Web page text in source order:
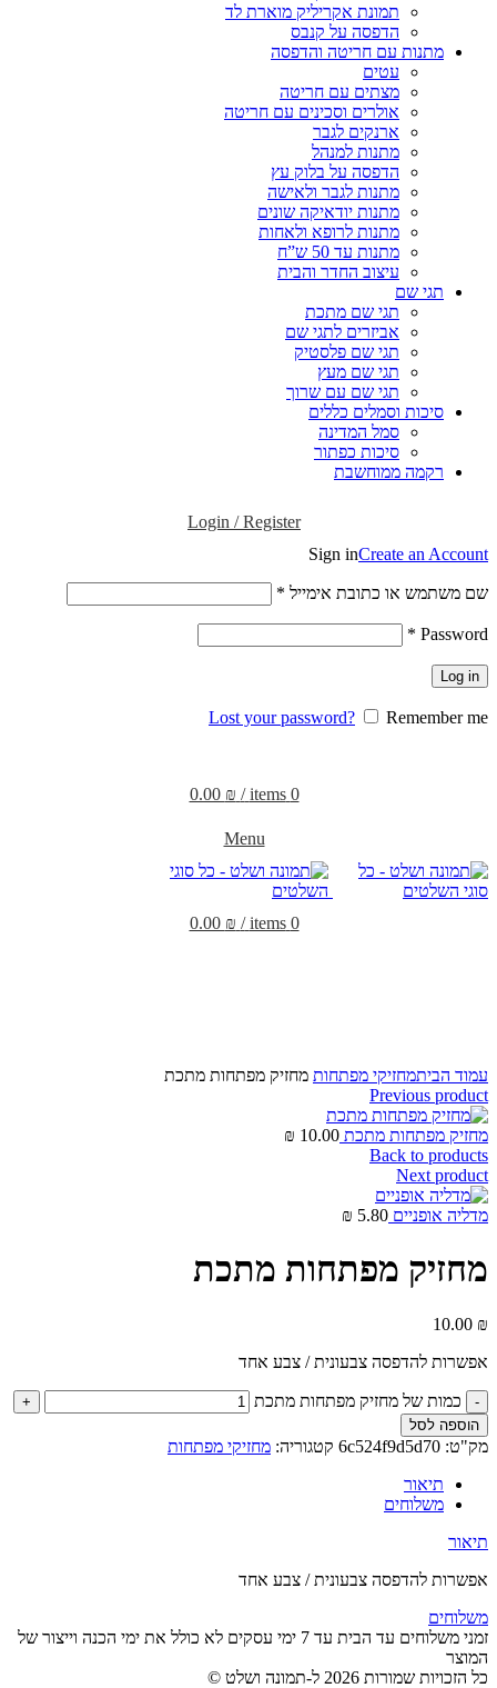
תמונת אקריליק מוארת לד
הדפסה על קנבס
מתנות עם חריטה והדפסה
עטים
מצתים עם חריטה
אולרים וסכינים עם חריטה
ארנקים לגבר
מתנות למנהל
הדפסה על בלוק עץ
מתנות לגבר ולאישה
מתנות יודאיקה שונים
מתנות לרופא ולאחות
מתנות עד 50 ש”ח
עיצוב החדר והבית
תגי שם
תגי שם מתכת
אביזרים לתגי שם
תגי שם פלסטיק
תגי שם מעץ
תגי שם עם שרוך
סיכות וסמלים כללים
סמל המדינה
סיכות כפתור
רקמה ממוחשבת
Login / Register
Sign inCreate an Account
שם משתמש או כתובת אימייל *
Password
*
Log in
Lost your password? Remember me
0
items
/
0.00 ₪
Menu
0
items
/
0.00 ₪
עמוד הביתמחזיקי מפתחות מחזיק מפתחות מתכת
Previous product
מחזיק מפתחות מתכת 10.00
₪
Back to products
Next product
מדליה אופניים 5.80
₪
מחזיק מפתחות מתכת
10.00 ₪
אפשרות להדפסה צבעונית / צבע אחד
כמות של מחזיק מפתחות מתכת
הוספה לסל
מק"ט: 6c524f9d5d70 קטגוריה: מחזיקי מפתחות
תיאור
משלוחים
תיאור
אפשרות להדפסה צבעונית / צבע אחד
משלוחים
זמני משלוחים עד הבית עד 7 ימי עסקים לא כולל את ימי הכנה וייצור של
המוצר
כל הזכויות שמורות 2026 ל-תמונה ושלט ©